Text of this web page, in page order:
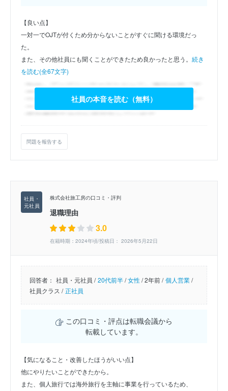
【良い点】
一対一でOJTが付くため分からないことがすぐに聞ける環境だっ
た。
また、その他社員にも聞くことができたため良かったと思う。 続き
を読む(全67文字)
社員の本音を読む（無料）
問題を報告する
株式会社旅工房の口コミ・評判
退職理由
3.0
在籍時期：2024年頃/投稿日： 2026年5月22日
回答者： 社員・元社員 / 20代前半/女性/2年前 / 個人営業/
社員クラス / 正社員
この口コミ・評点は転職会議から
転載しています。
【気になること・改善したほうがいい点】
他にやりたいことができたから。
また、個人旅行では海外旅行を主軸に事業を行っているため、